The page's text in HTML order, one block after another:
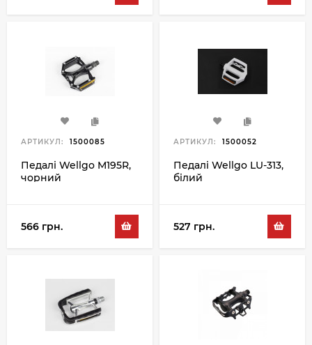
АРТИКУЛ: 1500085
Педалі Wellgo M195R,
чорний
566 грн.
АРТИКУЛ: 1500052
Педалі Wellgo LU-313,
білий
527 грн.